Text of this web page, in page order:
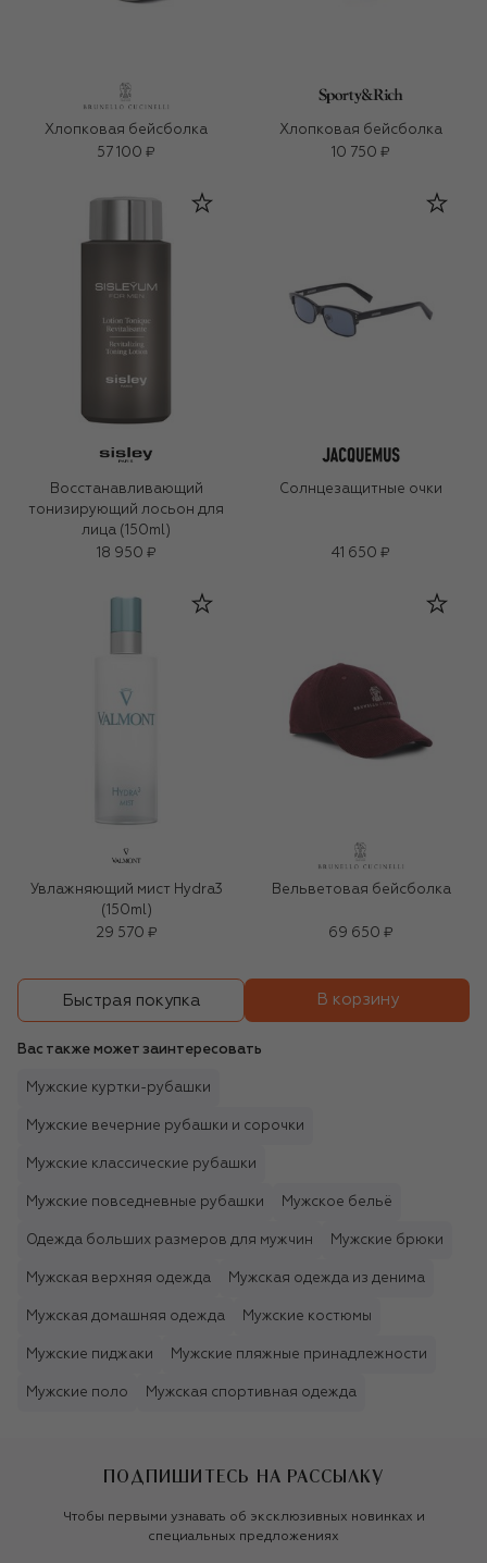
Хлопковая бейсболка
57 100 ₽
Хлопковая бейсболка
10 750 ₽
Восстанавливающий
тонизирующий лосьон для
лица (150ml)
18 950 ₽
Солнцезащитные очки
41 650 ₽
Увлажняющий мист Hydra3
(150ml)
29 570 ₽
Вельветовая бейсболка
69 650 ₽
Быстрая покупка В корзину
Вас также может заинтересовать
Мужские куртки-рубашки
Мужские вечерние рубашки и сорочки
Мужские классические рубашки
Мужские повседневные рубашки Мужское бельё
Одежда больших размеров для мужчин Мужские брюки
Мужская верхняя одежда Мужская одежда из денима
Мужская домашняя одежда Мужские костюмы
Мужские пиджаки Мужские пляжные принадлежности
Мужские поло Мужская спортивная одежда
ПОДПИШИТЕСЬ НА РАССЫЛКУ
Чтобы первыми узнавать об эксклюзивных новинках и
специальных предложениях